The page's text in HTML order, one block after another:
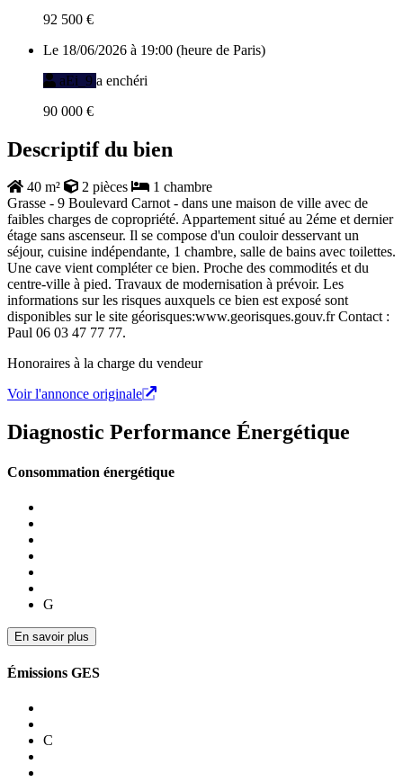
92 500 €
Le 18/06/2026 à 19:00 (heure de Paris)
aEi_9 a enchéri
90 000 €
Descriptif du bien
40 m² 2 pièces
1 chambre
Grasse - 9 Boulevard Carnot - dans une maison de ville avec de
faibles charges de copropriété. Appartement situé au 2éme et dernier
étage sans ascenseur. Il se compose d'un couloir desservant un
séjour, cuisine indépendante, 1 chambre, salle de bains avec toilettes.
Une cave vient compléter ce bien. Proche des commodités et du
centre-ville à pied. Travaux de modernisation à prévoir. Les
informations sur les risques auxquels ce bien est exposé sont
disponibles sur le site géorisques:www.georisques.gouv.fr Contact :
Paul 06 03 47 77 77.
Honoraires à la charge du vendeur
Voir l'annonce originale
Diagnostic Performance Énergétique
Consommation énergétique
G
En savoir plus
Émissions GES
C